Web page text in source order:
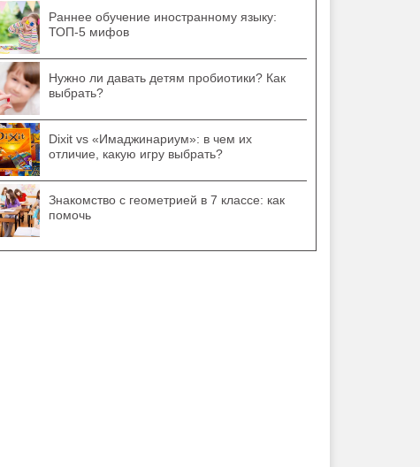
Раннее обучение иностранному языку:
ТОП-5 мифов
Нужно ли давать детям пробиотики? Как
выбрать?
Dixit vs «Имаджинариум»: в чем их
отличие, какую игру выбрать?
Знакомство с геометрией в 7 классе: как
помочь